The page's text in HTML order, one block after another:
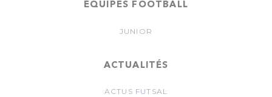
ÉQUIPES FOOTBALL
JUNIOR
ACTUALITÉS
ACTUS FUTSAL